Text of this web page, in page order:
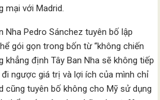
mại với Madrid.
Nha Pedro Sánchez tuyên bố lập
gói gọn trong bốn từ “không chiến
khẳng định Tây Ban Nha sẽ không tiếp
ngược giá trị và lợi ích của mình chỉ
cũng tuyên bố không cho Mỹ sử dụng